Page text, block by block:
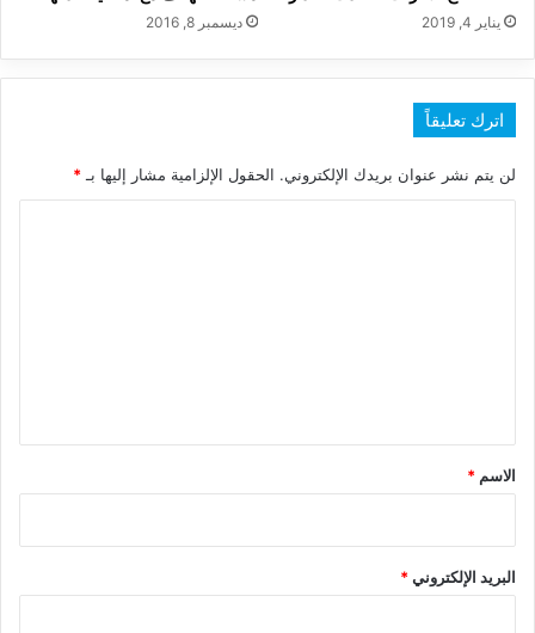
يناير 4, 2019 ديسمبر 8, 2016
اترك تعليقاً
لن يتم نشر عنوان بريدك الإلكتروني. الحقول الإلزامية مشار إليها بـ *
*
الاسم *
البريد الإلكتروني*